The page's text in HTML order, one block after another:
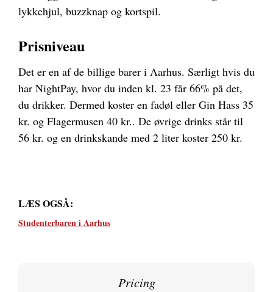
lykkehjul, buzzknap og kortspil.
Prisniveau
Det er en af de billige barer i Aarhus. Særligt hvis du
har NightPay, hvor du inden kl. 23 får 66% på det,
du drikker. Dermed koster en fadøl eller Gin Hass 35
kr. og Flagermusen 40 kr.. De øvrige drinks står til
56 kr. og en drinkskande med 2 liter koster 250 kr.
LÆS OGSÅ:
Studenterbaren i Aarhus
Pricing